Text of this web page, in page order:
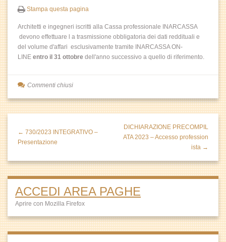
Stampa questa pagina
Architetti e ingegneri iscritti alla Cassa professionale INARCASSA
devono effettuare l a trasmissione obbligatoria dei dati reddituali e
del volume d'affari esclusivamente tramite INARCASSA ON-
LINE entro il 31 ottobre dell'anno successivo a quello di riferimento.
Commenti chiusi
← 730/2023 INTEGRATIVO –
Presentazione
DICHIARAZIONE PRECOMPIL
ATA 2023 – Accesso profession
ista →
ACCEDI AREA PAGHE
Aprire con Mozilla Firefox